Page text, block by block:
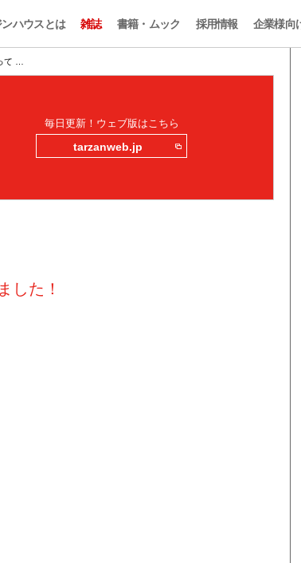
ハウスとは 雑誌 書籍・ムック 採用情報 企業様向
て …
毎日更新！ウェブ版はこちら
tarzanweb.jp
した！